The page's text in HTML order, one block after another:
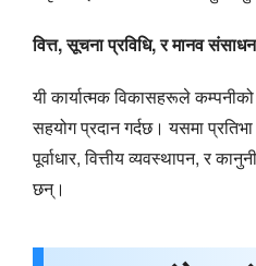
वित्त, सूचना प्रविधि, र मानव संसाधन
यी कार्यात्मक विकासहरूले
सहयोग प्रदान गर्दछ। यसमा
पूर्वाधार, वित्तीय व्यवस्थापन, र
छन्।